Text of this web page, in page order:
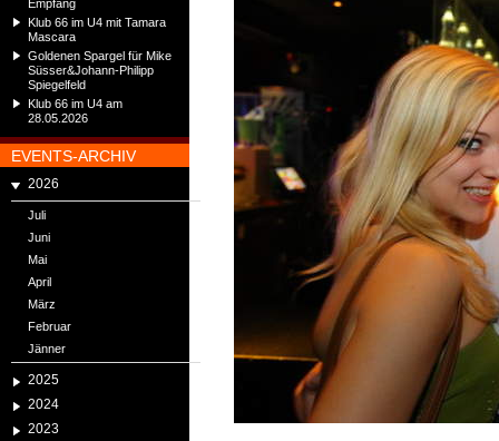
Empfang
Klub 66 im U4 mit Tamara
Mascara
Goldenen Spargel für Mike
Süsser&Johann-Philipp
Spiegelfeld
Klub 66 im U4 am
28.05.2026
EVENTS-ARCHIV
2026
Juli
Juni
Mai
April
März
Februar
Jänner
2025
2024
2023